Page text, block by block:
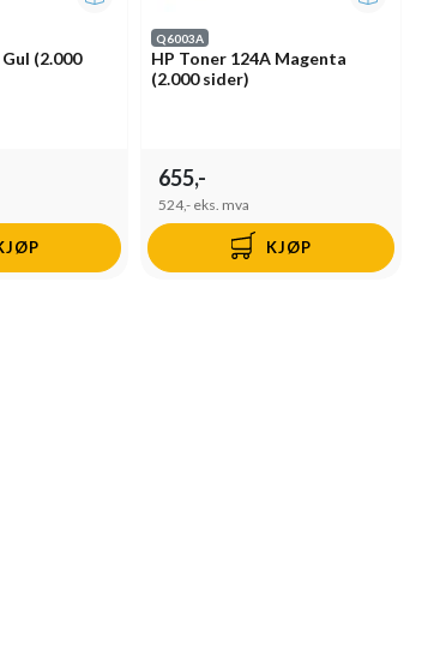
(2.000
Q6003A
HP Toner 124A Magenta
(2.000 sider)
655,-
524,- eks. mva
KJØP